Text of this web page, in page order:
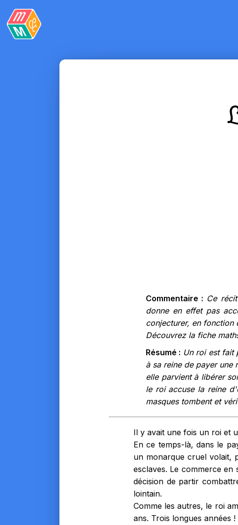
Commentaire : Ce
donne en effet pas
conjecturer, en fonction
Découvrez la fiche
Résumé : Un roi est fait
à sa reine de payer une
elle parvient à libérer
le roi accuse la reine
masques tombent et
Il y avait une fois un roi et
En ce temps-là, dans le
un monarque cruel volait,
esclaves. Le commerce
décision de partir
lointain.
Comme les autres, le roi
ans. Trois longues années !